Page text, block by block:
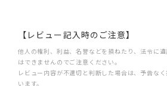
【レビュー記入時のご注意】
他人の権利、利益、名誉などを損ねたり、法令に
はできませんのでご注意ください。
レビュー内容が不適切と判断した場合は、予告な
います。